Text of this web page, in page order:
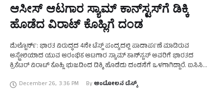
ಆಸೀಸ್‌ ಆಟಗಾರ ಸ್ಯಾಮ್‌ ಕಾನ್‌ಸ್ಟಸ್‌ಗೆ ಡಿಕ್ಕಿ
ಹೊಡೆದ ವಿರಾಟ್‌ ಕೊಹ್ಲಿಗೆ ದಂಡ
ಮೆಲ್ಬೊರ್ನ್‌: ಭಾರತ ವಿರುದ್ಧದ 4ನೇ ಟೆಸ್ಟ್‌ ಪಂದ್ಯದಲ್ಲಿ ಪಾದಾರ್ಪಣೆ ಮಾಡಿರುವ
ಆಸ್ಟ್ರೇಲಿಯಾದ ಯುವ ಆರಂಭಿಕ ಆಟಗಾರ ಸ್ಯಾಮ್‌ ಕಾನ್‌ಸ್ಟಸ್‌ ಅವರಿಗೆ ಭಾರತದ
ಕ್ರಿಕೆಟರ್‌ ವಿರಾಟ್‌ ಕೊಹ್ಲಿ ಭುಜದಿಂದ ಡಿಕ್ಕಿ ಹೊಡೆದು ದಂಡನೆಗೆ ಒಳಗಾಗಿದ್ದಾರೆ. ಐಸಿಸಿ
December 26, 3:36 PM By ಆಂದೋಲನ ಡೆಸ್ಕ್